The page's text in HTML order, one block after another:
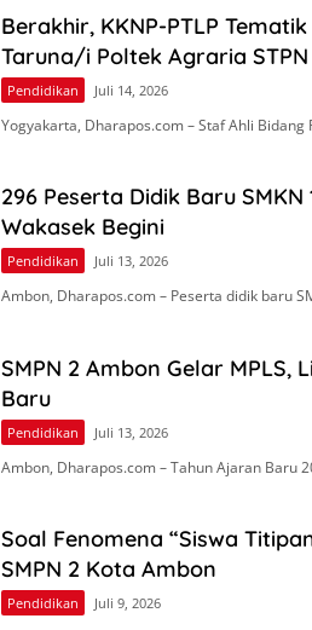
Berakhir, KKNP-PTLP
Taruna/i Poltek Agraria STPN
Pendidikan Juli 14, 2026
Yogyakarta, Dharapos.com – Staf Ahli
296 Peserta Didik Baru
Wakasek Begini
Pendidikan Juli 13, 2026
Ambon, Dharapos.com – Peserta didik baru
SMPN 2 Ambon Gelar MPLS,
Baru
Pendidikan Juli 13, 2026
Ambon, Dharapos.com – Tahun Ajaran Baru
Soal Fenomena “Siswa
SMPN 2 Kota Ambon
Pendidikan Juli 9, 2026